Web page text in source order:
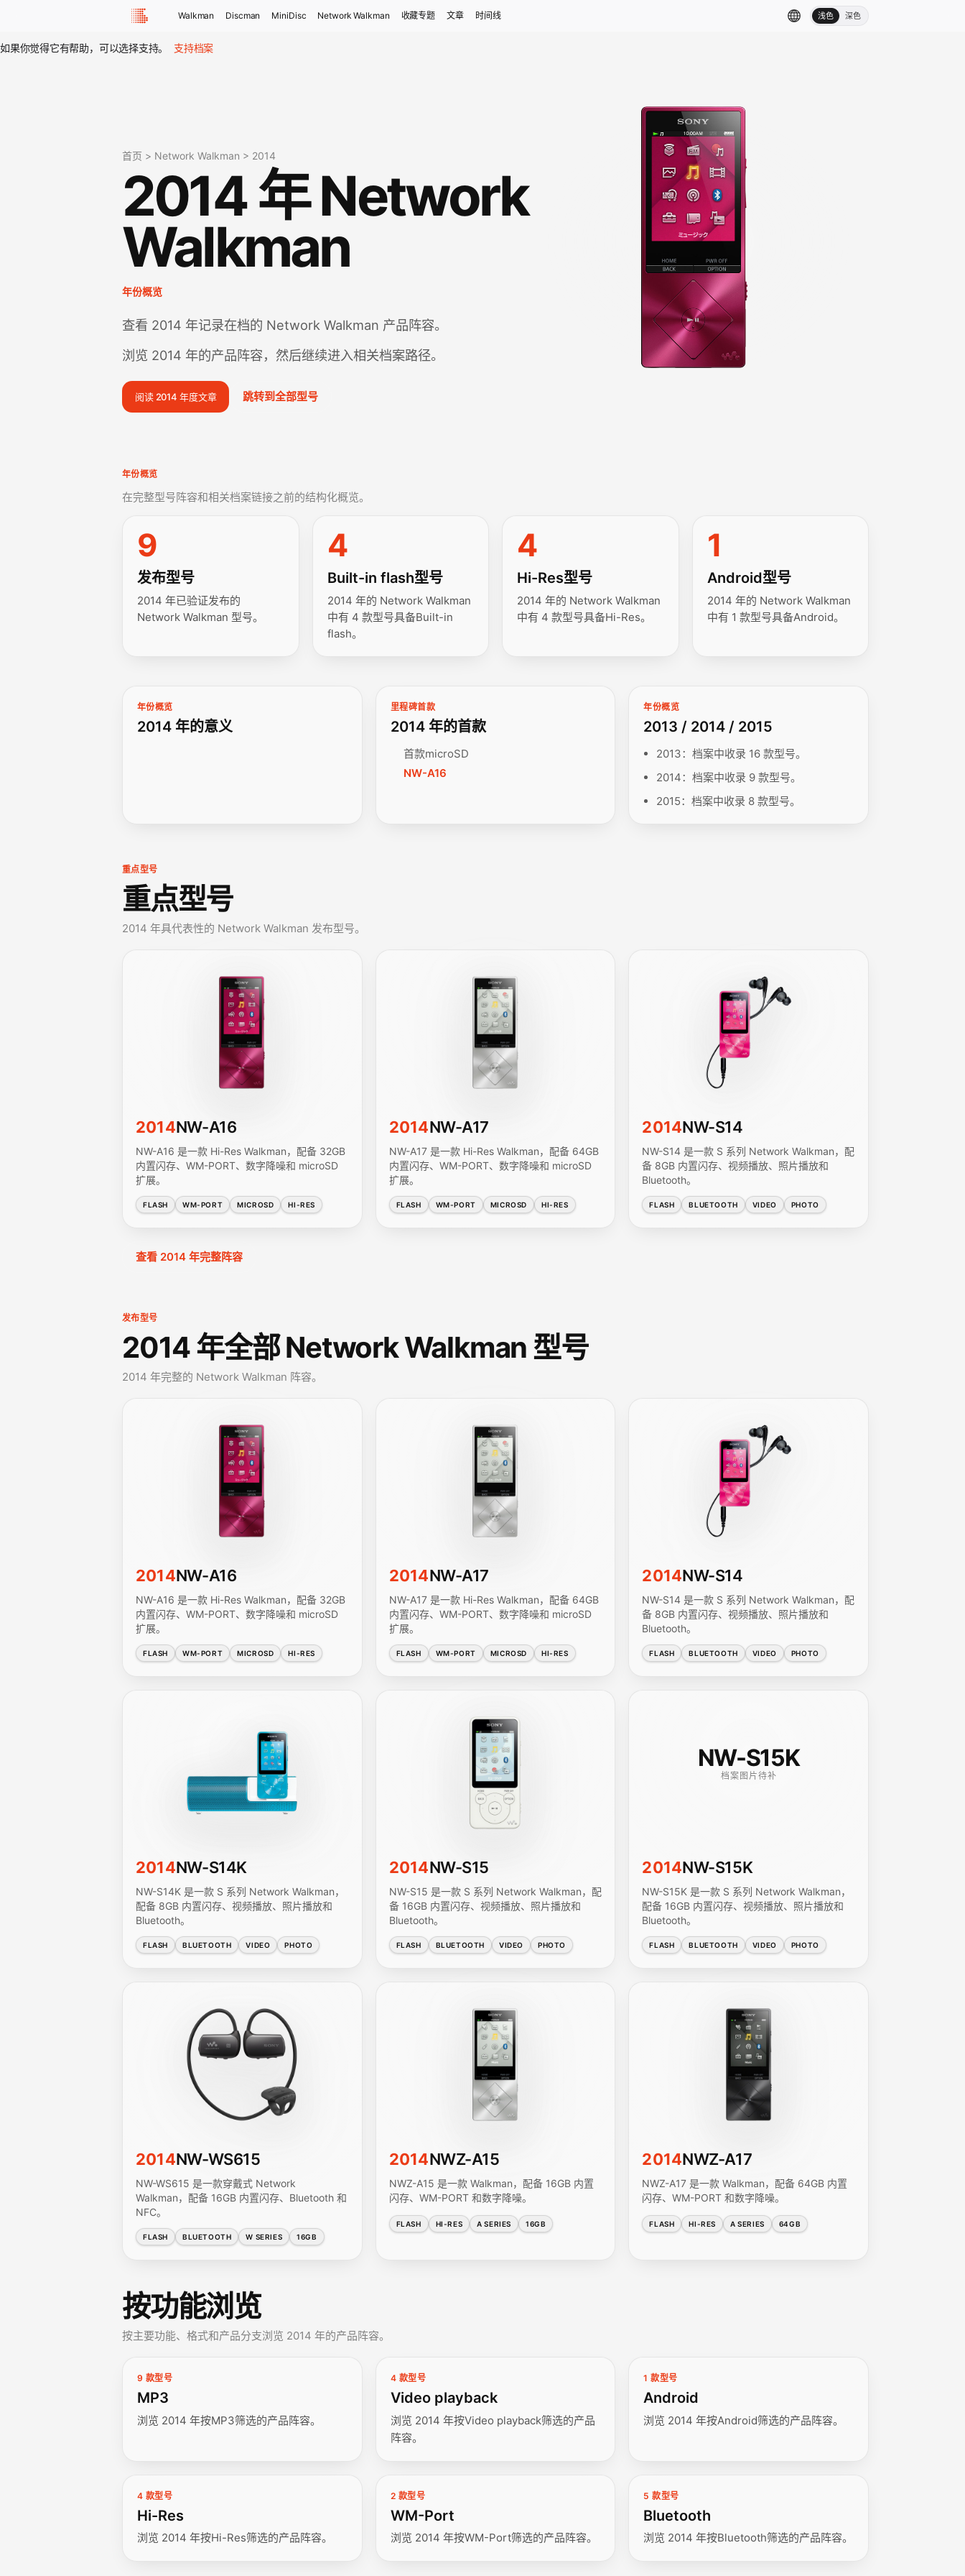
Walkman Discman MiniDisc Network Walkman 收藏专题 文章 时间线 浅色 深色
如果你觉得它有帮助，可以选择支持。 支持档案
首页 > Network Walkman > 2014
2014 年 Network
Walkman
年份概览
查看 2014 年记录在档的 Network Walkman 产品阵容。
浏览 2014 年的产品阵容，然后继续进入相关档案路径。
阅读 2014 年度文章 跳转到全部型号
年份概览
在完整型号阵容和相关档案链接之前的结构化概览。
9
发布型号
2014 年已验证发布的
Network Walkman 型号。
4
Built-in flash型号
2014 年的 Network Walkman
中有 4 款型号具备Built-in
flash。
4
Hi-Res型号
2014 年的 Network Walkman
中有 4 款型号具备Hi-Res。
1
Android型号
2014 年的 Network Walkman
中有 1 款型号具备Android。
年份概览
2014 年的意义
里程碑首款
2014 年的首款
首款microSD
NW-A16
年份概览
2013 / 2014 / 2015
2013：档案中收录 16 款型号。
2014：档案中收录 9 款型号。
2015：档案中收录 8 款型号。
重点型号
重点型号
2014 年具代表性的 Network Walkman 发布型号。
2014NW-A16
NW-A16 是一款 Hi-Res Walkman，配备 32GB
内置闪存、WM-PORT、数字降噪和 microSD
扩展。
FLASH WM-PORT MICROSD HI-RES
2014NW-A17
NW-A17 是一款 Hi-Res Walkman，配备 64GB
内置闪存、WM-PORT、数字降噪和 microSD
扩展。
FLASH WM-PORT MICROSD HI-RES
2014NW-S14
NW-S14 是一款 S 系列 Network Walkman，配
备 8GB 内置闪存、视频播放、照片播放和
Bluetooth。
FLASH BLUETOOTH VIDEO PHOTO
查看 2014 年完整阵容
发布型号
2014 年全部 Network Walkman 型号
2014 年完整的 Network Walkman 阵容。
2014NW-A16
NW-A16 是一款 Hi-Res Walkman，配备 32GB
内置闪存、WM-PORT、数字降噪和 microSD
扩展。
FLASH WM-PORT MICROSD HI-RES
2014NW-A17
NW-A17 是一款 Hi-Res Walkman，配备 64GB
内置闪存、WM-PORT、数字降噪和 microSD
扩展。
FLASH WM-PORT MICROSD HI-RES
2014NW-S14
NW-S14 是一款 S 系列 Network Walkman，配
备 8GB 内置闪存、视频播放、照片播放和
Bluetooth。
FLASH BLUETOOTH VIDEO PHOTO
2014NW-S14K
NW-S14K 是一款 S 系列 Network Walkman，
配备 8GB 内置闪存、视频播放、照片播放和
Bluetooth。
FLASH BLUETOOTH VIDEO PHOTO
2014NW-S15
NW-S15 是一款 S 系列 Network Walkman，配
备 16GB 内置闪存、视频播放、照片播放和
Bluetooth。
FLASH BLUETOOTH VIDEO PHOTO
NW-S15K
档案图片待补
2014NW-S15K
NW-S15K 是一款 S 系列 Network Walkman，
配备 16GB 内置闪存、视频播放、照片播放和
Bluetooth。
FLASH BLUETOOTH VIDEO PHOTO
2014NW-WS615
NW-WS615 是一款穿戴式 Network
Walkman，配备 16GB 内置闪存、Bluetooth 和
NFC。
FLASH BLUETOOTH W SERIES 16GB
2014NWZ-A15
NWZ-A15 是一款 Walkman，配备 16GB 内置
闪存、WM-PORT 和数字降噪。
FLASH HI-RES A SERIES 16GB
2014NWZ-A17
NWZ-A17 是一款 Walkman，配备 64GB 内置
闪存、WM-PORT 和数字降噪。
FLASH HI-RES A SERIES 64GB
按功能浏览
按主要功能、格式和产品分支浏览 2014 年的产品阵容。
9 款型号
MP3
浏览 2014 年按MP3筛选的产品阵容。
4 款型号
Video playback
浏览 2014 年按Video playback筛选的产品
阵容。
1 款型号
Android
浏览 2014 年按Android筛选的产品阵容。
4 款型号
Hi-Res
浏览 2014 年按Hi-Res筛选的产品阵容。
2 款型号
WM-Port
浏览 2014 年按WM-Port筛选的产品阵容。
5 款型号
Bluetooth
浏览 2014 年按Bluetooth筛选的产品阵容。